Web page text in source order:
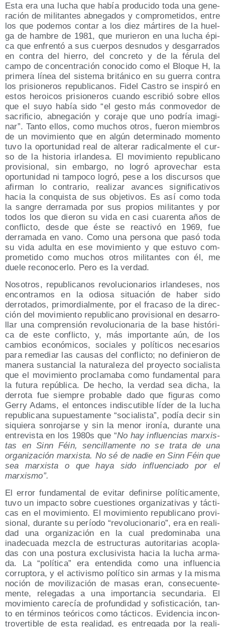
Esta era una lucha que había pro­du­ci­do toda una gene­
ra­ción de mili­tan­tes abne­ga­dos y com­pro­me­ti­dos, entre
los que pode­mos con­tar a los diez már­ti­res de la huel­
ga de ham­bre de 1981, que murie­ron en una lucha épi­
ca que enfren­tó a sus cuer­pos des­nu­dos y des­ga­rra­dos
en con­tra del hie­rro, del con­cre­to y de la féru­la del
cam­po de con­cen­tra­ción cono­ci­do como el Blo­que H, la
pri­me­ra línea del sis­te­ma bri­tá­ni­co en su gue­rra con­tra
los pri­sio­ne­ros repu­bli­ca­nos. Fidel Cas­tro se ins­pi­ró en
estos heroi­cos pri­sio­ne­ros cuan­do escri­bió sobre ellos
que el suyo había sido “el ges­to más con­mo­ve­dor de
sacri­fi­cio, abne­ga­ción y cora­je que uno podría ima­gi­
nar”. Tan­to ellos, como muchos otros, fue­ron miem­bros
de un movi­mien­to que en algún deter­mi­na­do momen­to
tuvo la opor­tu­ni­dad real de alte­rar radi­cal­men­te el cur­
so de la his­to­ria irlan­de­sa. El movi­mien­to repu­bli­cano
pro­vi­sio­nal, sin embar­go, no logró apro­ve­char esta
opor­tu­ni­dad ni tam­po­co logró, pese a los dis­cur­sos que
afir­man lo con­tra­rio, rea­li­zar avan­ces sig­ni­fi­ca­ti­vos
hacia la con­quis­ta de sus obje­ti­vos. Es así como toda
la san­gre derra­ma­da por sus pro­pios mili­tan­tes y por
todos los que die­ron su vida en casi cua­ren­ta años de
con­flic­to, des­de que éste se reac­ti­vó en 1969, fue
derra­ma­da en vano. Como una per­so­na que pasó toda
su vida adul­ta en ese movi­mien­to y que estu­vo com­
pro­me­ti­do como muchos otros mili­tan­tes con él, me
due­le reco­no­cer­lo. Pero es la verdad.
Noso­tros, repu­bli­ca­nos revo­lu­cio­na­rios irlan­de­ses, nos
encon­tra­mos en la odio­sa situa­ción de haber sido
derro­ta­dos, pri­mor­dial­men­te, por el fra­ca­so de la direc­
ción del movi­mien­to repu­bli­cano pro­vi­sio­nal en desa­rro­
llar una com­pren­sión revo­lu­cio­na­ria de la base his­tó­ri­
ca de este con­flic­to, y, más impor­tan­te aún, de los
cam­bios eco­nó­mi­cos, socia­les y polí­ti­cos nece­sa­rios
para reme­diar las cau­sas del con­flic­to; no defi­nie­ron de
mane­ra sus­tan­cial la natu­ra­le­za del pro­yec­to socia­lis­ta
que el movi­mien­to pro­cla­ma­ba como fun­da­men­tal para
la futu­ra repú­bli­ca. De hecho, la ver­dad sea dicha, la
derro­ta fue siem­pre pro­ba­ble dado que figu­ras como
Gerry Adams, el enton­ces indis­cu­ti­ble líder de la lucha
repu­bli­ca­na supues­ta­men­te “socia­lis­ta”, podía decir sin
siquie­ra son­ro­jar­se y sin la menor iro­nía, duran­te una
entre­vis­ta en los 1980s que “No hay influen­cias mar­xis­
tas en Sinn Féin, sen­ci­lla­men­te no se tra­ta de una
orga­ni­za­ción mar­xis­ta. No sé de nadie en Sinn Féin que
sea mar­xis­ta o que haya sido influen­cia­do por el
marxismo”.
El error fun­da­men­tal de evi­tar defi­nir­se polí­ti­ca­men­te,
tuvo un impac­to sobre cues­tio­nes orga­ni­za­ti­vas y tác­ti­
cas en el movi­mien­to. El movi­mien­to repu­bli­cano pro­vi­
sio­nal, duran­te su perío­do “revo­lu­cio­na­rio”, era en reali­
dad una orga­ni­za­ción en la cual pre­do­mi­na­ba una
inade­cua­da mez­cla de estruc­tu­ras auto­ri­ta­rias aco­pla­
das con una pos­tu­ra exclu­si­vis­ta hacia la lucha arma­
da. La “polí­ti­ca” era enten­di­da como una influen­cia
corrup­to­ra, y el acti­vis­mo polí­ti­co sin armas y la mis­ma
noción de movi­li­za­ción de masas eran, con­se­cuen­te­
men­te, rele­ga­das a una impor­tan­cia secun­da­ria. El
movi­mien­to care­cía de pro­fun­di­dad y sofis­ti­ca­ción, tan­
to en tér­mi­nos teó­ri­cos como tác­ti­cos. Evi­den­cia incon­
tro­ver­ti­ble de esta reali­dad, es entre­ga­da por la reali­